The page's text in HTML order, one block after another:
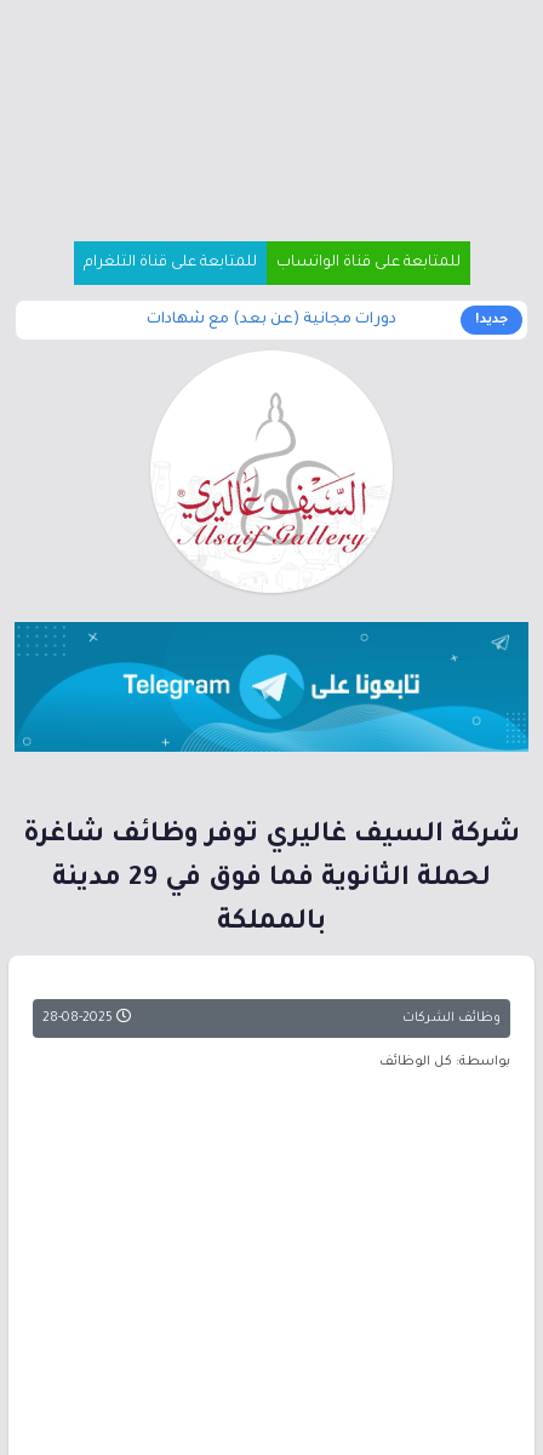
للمتابعة على قناة الواتساب للمتابعة على قناة التلغرام
جديد! دورات مجانية (عن بعد) مع شهادات
شركة السيف غاليري توفر وظائف شاغرة
لحملة الثانوية فما فوق في 29 مدينة
بالمملكة
وظائف الشركات 28-08-2025
بواسطة: كل الوظائف